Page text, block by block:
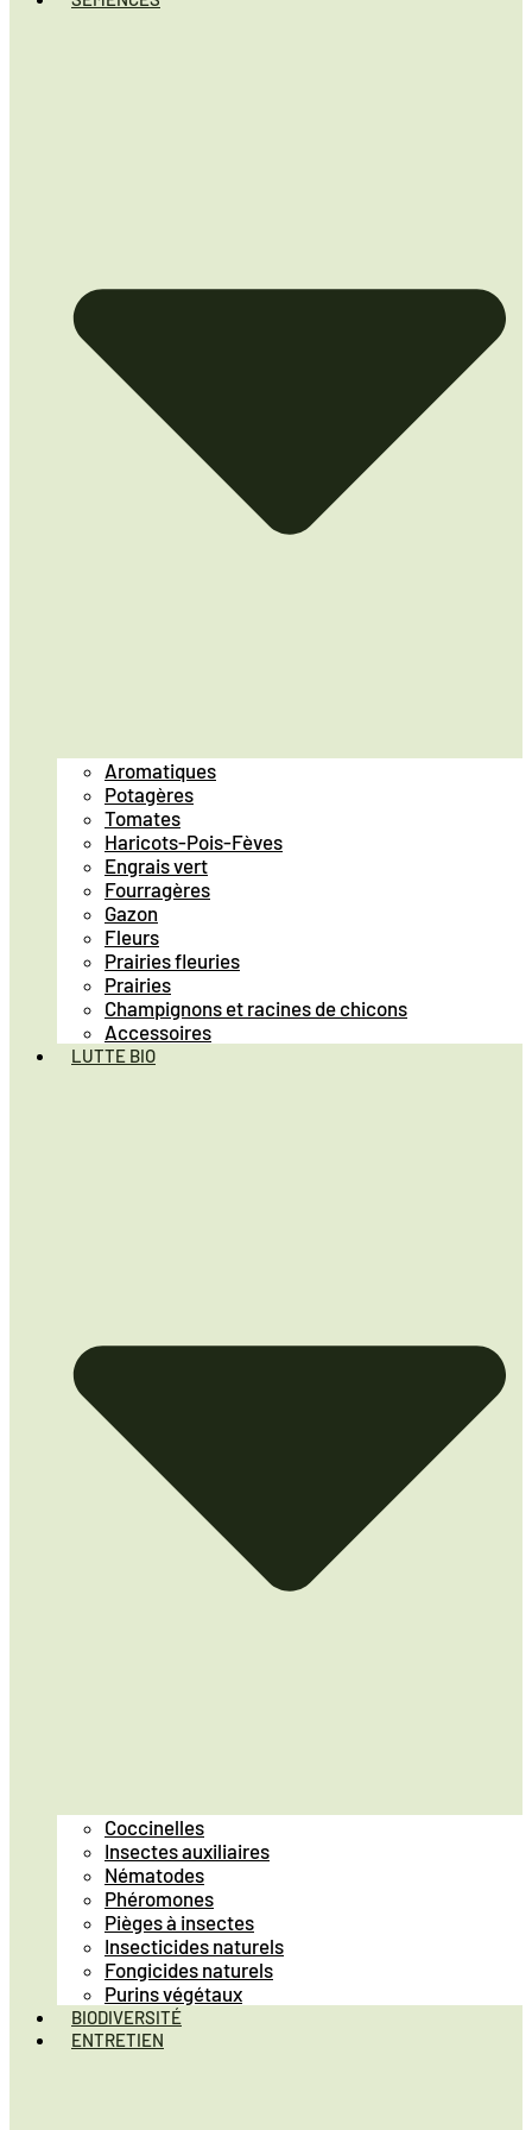
Aromatiques
Potagères
Tomates
Haricots-Pois-Fèves
Engrais vert
Fourragères
Gazon
Fleurs
Prairies fleuries
Prairies
Champignons et racines de chicons
Accessoires
LUTTE BIO
Coccinelles
Insectes auxiliaires
Nématodes
Phéromones
Pièges à insectes
Insecticides naturels
Fongicides naturels
Purins végétaux
BIODIVERSITÉ
ENTRETIEN